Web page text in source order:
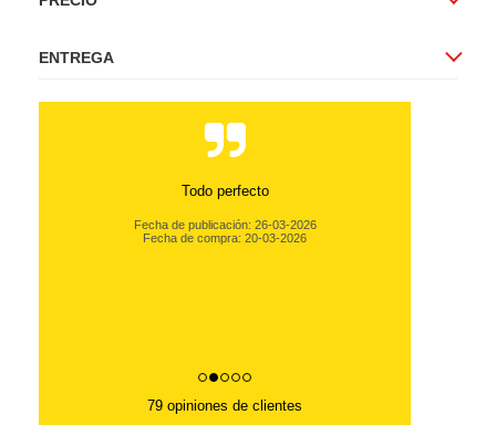
ENTREGA
Todo perfecto
Fecha de publicación: 26-03-2026
Fecha de compra: 20-03-2026
79 opiniones de clientes